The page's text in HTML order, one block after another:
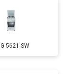
5621 SW